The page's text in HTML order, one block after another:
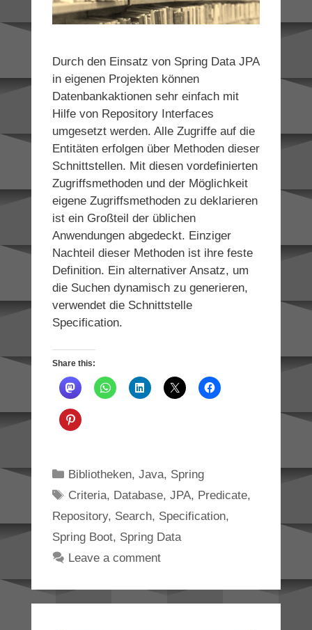
Durch den Einsatz von Spring Data JPA
in eigenen Projekten können
Datenbankaktionen sehr einfach mit
Hilfe von Repository Interfaces
umgesetzt werden. Alle Zugriffe auf die
Entitäten erfolgen über Methoden dieser
Schnittstellen. Mit diesen vordefinierten
Zugriffsmethoden und der Möglichkeit
eigene Zugriffsmethoden zu deklarieren
ist ein Großteil der üblichen
Anwendungen abgedeckt. Einziger
Nachteil dieser Methoden ist ihre feste
Definition. Ein alternativer Ansatz, um
die Suchen dynamisch zu generieren,
verwendet die Schnittstelle
Specification.
Share this:
Categories
Bibliotheken, Java, Spring
Tags
Criteria, Database, JPA, Predicate,
Repository, Search, Specification,
Spring Boot, Spring Data
Leave a comment